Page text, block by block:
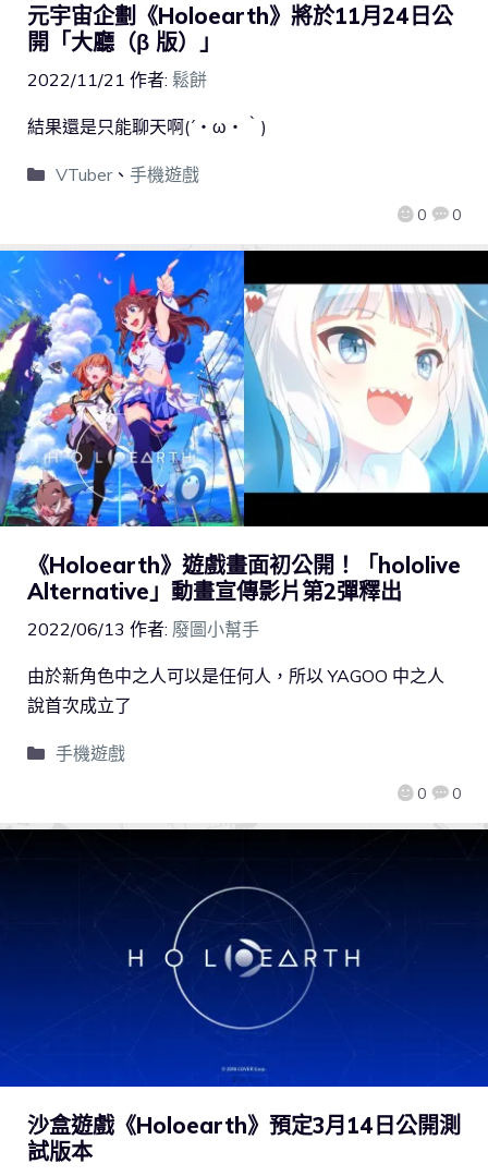
元宇宙企劃《Holoearth》將於11月24日公
開「大廳（β 版）」
2022/11/21 作者: 鬆餅
0 0
結果還是只能聊天啊(´・ω・｀)
VTuber、 手機遊戲
《Holoearth》遊戲畫面初公開！「hololive
Alternative」動畫宣傳影片第2彈釋出
2022/06/13 作者: 廢圖小幫手
0 0
由於新角色中之人可以是任何人，所以 YAGOO 中之人
說首次成立了
手機遊戲
沙盒遊戲《Holoearth》預定3月14日公開測
試版本